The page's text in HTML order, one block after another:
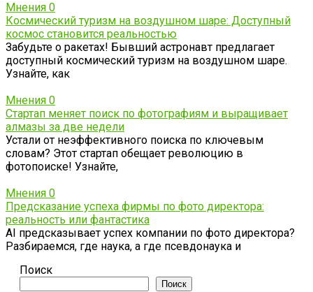
Мнения 0
Космический туризм на воздушном шаре: Доступный
космос становится реальностью
Забудьте о ракетах! Бывший астронавт предлагает
доступный космический туризм на воздушном шаре.
Узнайте, как
Мнения 0
Стартап меняет поиск по фотографиям и выращивает
алмазы за две недели
Устали от неэффективного поиска по ключевым
словам? Этот стартап обещает революцию в
фотопоиске! Узнайте,
Мнения 0
Предсказание успеха фирмы по фото директора:
реальность или фантастика
AI предсказывает успех компании по фото директора?
Разбираемся, где наука, а где псевдонаука и
Поиск
Поиск